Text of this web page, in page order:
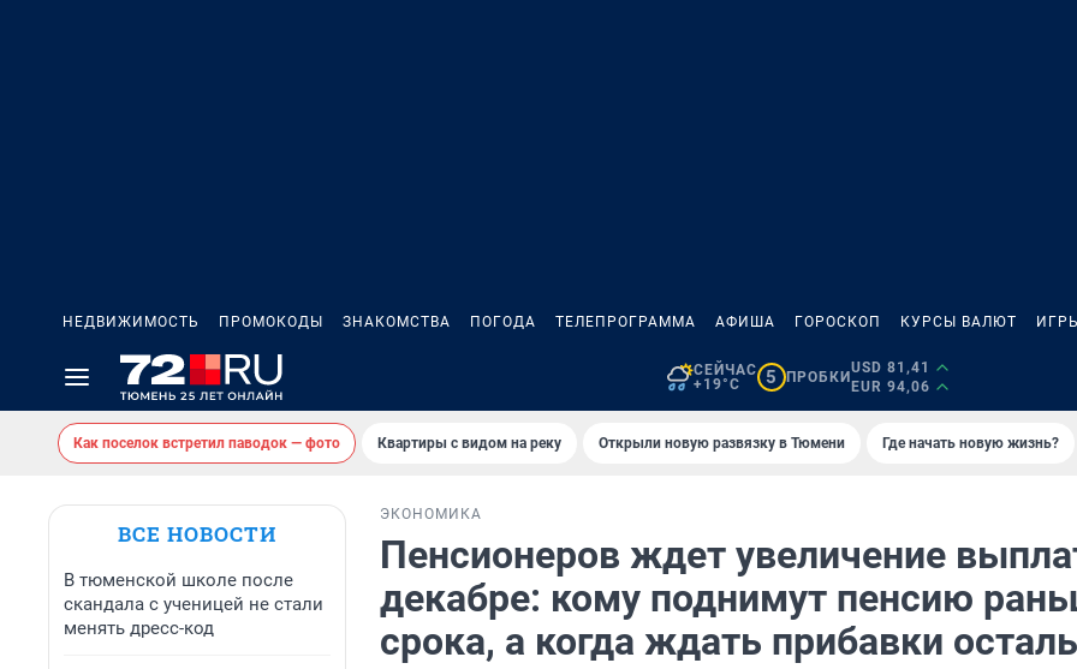
НЕДВИЖИМОСТЬ ПРОМОКОДЫ ЗНАКОМСТВА ПОГОДА ТЕЛЕПРОГРАММА АФИША ГОРОСКОП КУРСЫ ВАЛЮТ ИГРЫ
СЕЙЧАС
+19°C
5 ПРОБКИ
USD 81,41
EUR 94,06
Как поселок встретил паводок — фото Квартиры с видом на реку Открыли новую развязку в Тюмени Где начать новую жизнь?
ВСЕ НОВОСТИ
В тюменской школе после
скандала с ученицей не стали
менять дресс-код
ЭКОНОМИКА
Пенсионеров ждет увеличение
декабре: кому поднимут пенсию
срока, а когда ждать прибавки